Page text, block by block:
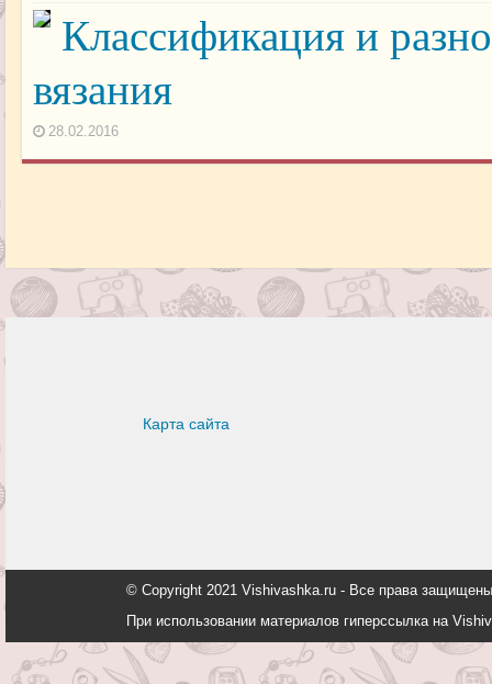
Классификация и
вязания
28.02.2016
Карта сайта
© Copyright 2021 Vishivashka.ru - Все права
При использовании материалов гиперссылка на